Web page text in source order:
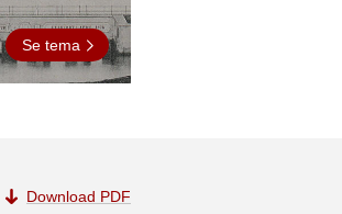
Se tema
Download PDF